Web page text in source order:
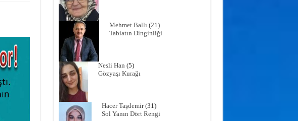
Mehmet Ballı(21)
Tabiatın Dinginliği
Nesli Han (5)
Gözyaşı Kurağı
Hacer Taşdemir(31)
Sol Yanın Dört Rengi